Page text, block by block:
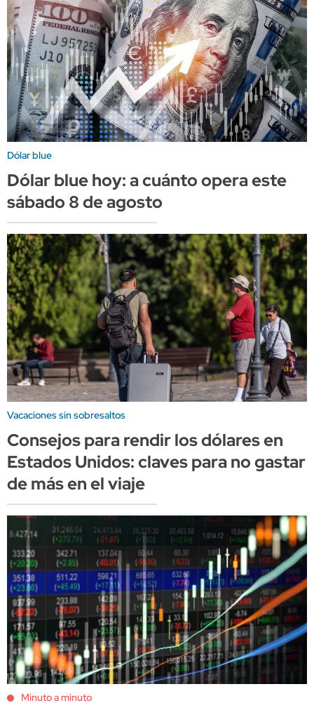
Dólar blue
Dólar blue hoy: a cuánto opera este
sábado 8 de agosto
Vacaciones sin sobresaltos
Consejos para rendir los dólares en
Estados Unidos: claves para no gastar
de más en el viaje
Minuto a minuto